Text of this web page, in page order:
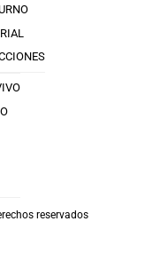
reservados